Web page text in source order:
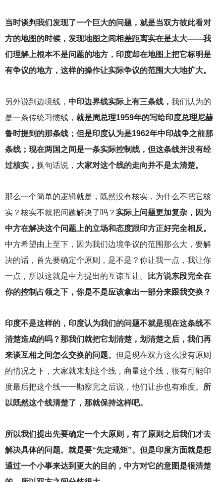
当时谈判我们发现了一个巨大的问题，就是当双方彼此看对
方的地图的时候，发现地图之间相差距离实在是太大——我
们理解上根本不是问题的地方，印度却在地图上把它标明是
有争议的地方，这样的操作让实际争议的范围大大地扩大。
另外说到边境线， 中印边界线实际上有三条线， 我们认为的
是一条传统习惯线， 就是周总理1959年的写给印度总理尼赫
鲁时提到的那条线；但是印度认为是1962年中印战争之前那
条线；现在两国之间是一条实际控制线，但这条线并没有经
过核实， 换句话说， 大家对这个线的走向并不是太清楚。
那么一个简单的逻辑就是，既然没有核实，为什么不把它核
实？核实不就把问题解决了吗？ 实际上问题更加复杂，因为
中方在解决这个问题上的立场和态度跟印方正好完全相反。
中方希望由上至下，因为我们边境争议的范围那么大，要解
决的话，首先要确定个原则，是不是？你让我一点，我让你
一点，所以这就是中方提出的互谅互让。
比方说东段完全在
你的控制占领之下，你是不是应该拿出一部分来跟我交换？
印度不是这样的，印度认为我们的问题不就是现在这条线不
清楚造成的吗？那我们就把它划清楚，划清楚之后，我们再
来谈互相之间怎么交换的问题。 但是现在双方这么没有原则
的情况之下，大家就来划这个线，商量这个线，很有可能印
度最后把这个线一一勘察完之后说，他们让步也有难度。
所
以既然这个线清楚了，那就保持这样吧。
所以我们提出先要确定一个大原则，有了原则之后我们才去
解决具体的问题。就是要“先定规矩”。但是印度方面就是想
通过一个小事来达到更大的目的，中方对它的意图是很清楚